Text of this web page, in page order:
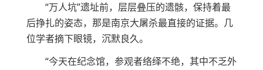
“万人坑”遗址前，层层叠压的遗骸，保持着最
后挣扎的姿态，那是南京大屠杀最直接的证据。几
位学者摘下眼镜，沉默良久。
“今天在纪念馆，参观者络绎不绝，其中不乏外